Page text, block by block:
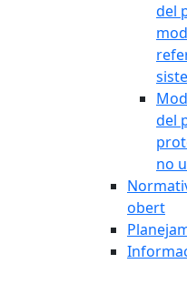
del
del
no
obert